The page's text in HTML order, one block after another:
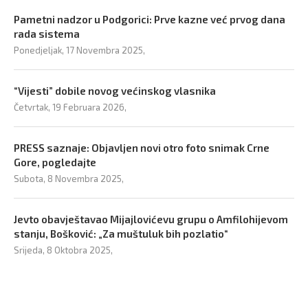
Pametni nadzor u Podgorici: Prve kazne već prvog dana
rada sistema
Ponedjeljak, 17 Novembra 2025,
“Vijesti” dobile novog većinskog vlasnika
Četvrtak, 19 Februara 2026,
PRESS saznaje: Objavljen novi otro foto snimak Crne
Gore, pogledajte
Subota, 8 Novembra 2025,
Jevto obavještavao Mijajlovićevu grupu o Amfilohijevom
stanju, Bošković: „Za muštuluk bih pozlatio“
Srijeda, 8 Oktobra 2025,